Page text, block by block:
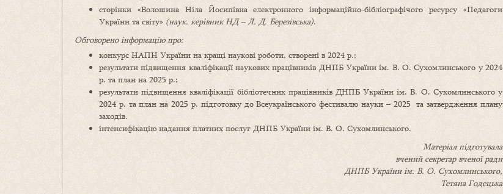
сторінки «Волошина Ніла Йосипівна електронного інформаційно-бібліографічого ресурсу «Педагоги
України та світу» (наук. керівник НД – Л. Д. Березівська).
Обговорено інформацію про:
конкурс НАПН України на кращі наукові роботи, створені в 2024 р.;
результати підвищення кваліфікації наукових працівників ДНПБ України ім. В. О. Сухомлинського у 2024
р. та план на 2025 р.;
результати підвищення кваліфікації бібліотечних працівників ДНПБ України ім. В. О. Сухомлинського у
2024 р. та план на 2025 р. підготовку до Всеукраїнського фестивалю науки – 2025 та затвердження плану
заходів.
інтенсифікацію надання платних послуг ДНПБ України ім. В. О. Сухомлинського.
Матеріал підготувала
вчений секретар вченої ради
ДНПБ України ім. В. О. Сухомлинського,
Тетяна Годецька